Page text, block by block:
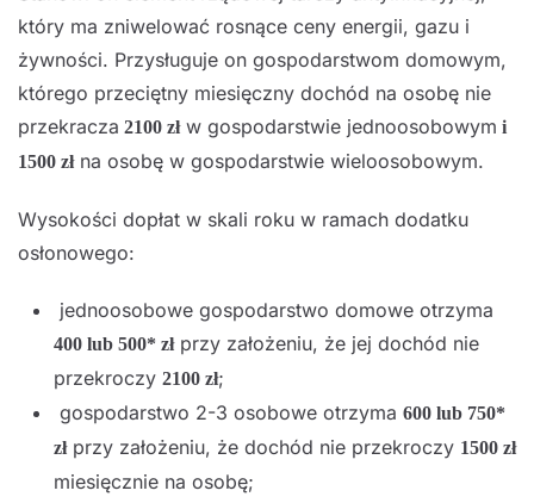
który ma zniwelować rosnące ceny energii, gazu i
żywności. Przysługuje on gospodarstwom domowym,
którego przeciętny miesięczny dochód na osobę nie
przekracza 2100 złw gospodarstwie jednoosobowym i
1500 złna osobę w gospodarstwie wieloosobowym.
Wysokości dopłat w skali roku w ramach dodatku
osłonowego:
jednoosobowe gospodarstwo domowe otrzyma
400 lub 500* złprzy założeniu, że jej dochód nie
przekroczy 2100 zł;
gospodarstwo 2-3 osobowe otrzyma 600 lub 750*
złprzy założeniu, że dochód nie przekroczy 1500 zł
miesięcznie na osobę;